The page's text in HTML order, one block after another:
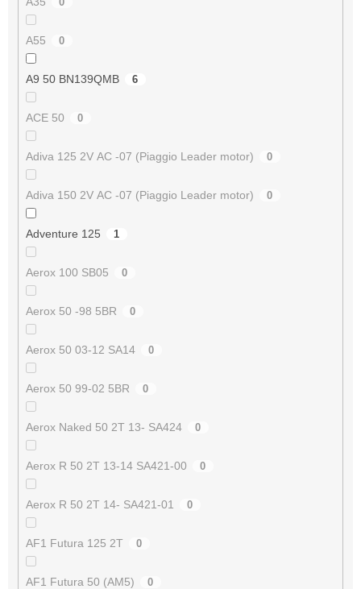
A55 0
A9 50 BN139QMB 6
ACE 50 0
Adiva 125 2V AC -07 (Piaggio Leader motor) 0
Adiva 150 2V AC -07 (Piaggio Leader motor) 0
Adventure 125 1
Aerox 100 SB05 0
Aerox 50 -98 5BR 0
Aerox 50 03-12 SA14 0
Aerox 50 99-02 5BR 0
Aerox Naked 50 2T 13- SA424 0
Aerox R 50 2T 13-14 SA421-00 0
Aerox R 50 2T 14- SA421-01 0
AF1 Futura 125 2T 0
AF1 Futura 50 (AM5) 0